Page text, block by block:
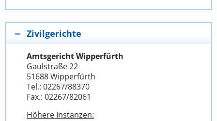
Zivilgerichte
Amtsgericht Wipperfürth
Gaulstraße 22
51688 Wipperfürth
Tel.: 02267/88370
Fax.: 02267/82061
Höhere Instanzen: